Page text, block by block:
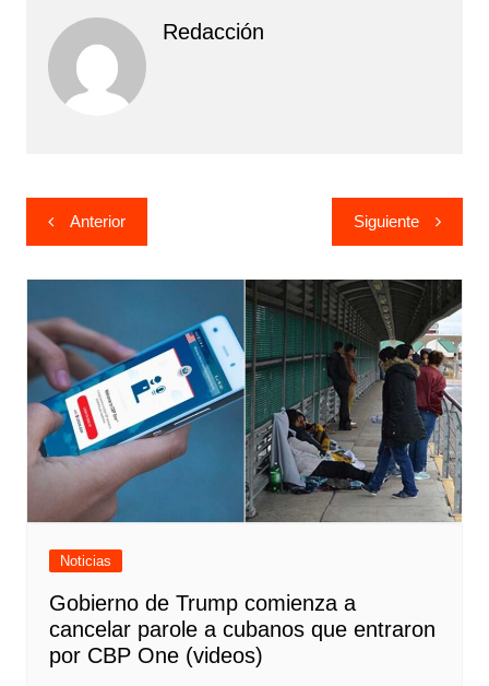
Redacción
Navegación
de
entradas
Anterior Siguiente
Noticias
Gobierno de Trump comienza a
cancelar parole a cubanos que entraron
por CBP One (videos)